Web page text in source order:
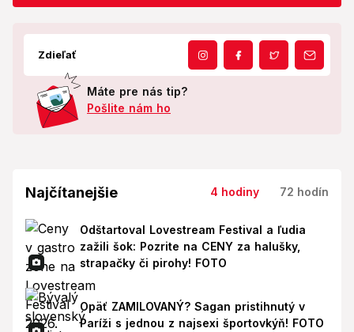
Zdieľať
Máte pre nás tip?
Pošlite nám ho
Najčítanejšie 4 hodiny 72 hodín
Odštartoval Lovestream Festival a ľudia
zažili šok: Pozrite na CENY za halušky,
strapačky či pirohy! FOTO
Opäť ZAMILOVANÝ? Sagan pristihnutý v
Paríži s jednou z najsexi športovkýň! FOTO